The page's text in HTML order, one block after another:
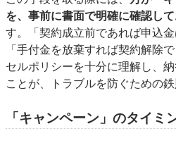
を、事前に書面で明確に確認して
す。「契約成立前であれば申込
「手付金を放棄すれば契約解除
セルポリシーを十分に理解し、
ことが、トラブルを防ぐための鉄
「キャンペーン」のタイミ